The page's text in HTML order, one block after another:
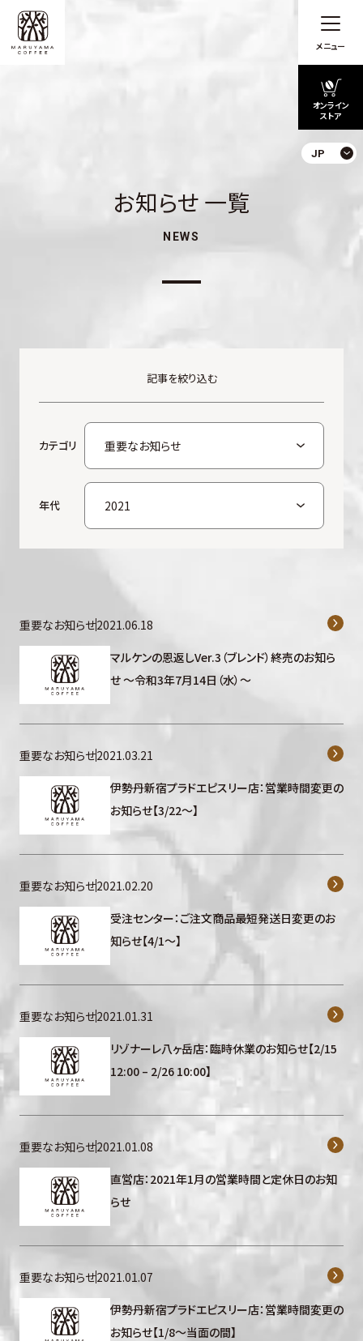
メニュー
オンライン
ストア
JP
お知らせ 一覧
NEWS
記事を絞り込む
カテゴリ
年代
重要なお知らせ2021.06.18
マルケンの恩返しVer.3（ブレンド）終売のお知ら
せ ～令和3年7月14日（水）～
重要なお知らせ2021.03.21
伊勢丹新宿プラドエピスリー店：営業時間変更の
お知らせ【3/22〜】
重要なお知らせ2021.02.20
受注センター：ご注文商品最短発送日変更のお
知らせ【4/1～】
重要なお知らせ2021.01.31
リゾナーレ八ヶ岳店：臨時休業のお知らせ【2/15
12:00 – 2/26 10:00】
重要なお知らせ2021.01.08
直営店：2021年1月の営業時間と定休日のお知
らせ
重要なお知らせ2021.01.07
伊勢丹新宿プラドエピスリー店：営業時間変更の
お知らせ【1/8～当面の間】